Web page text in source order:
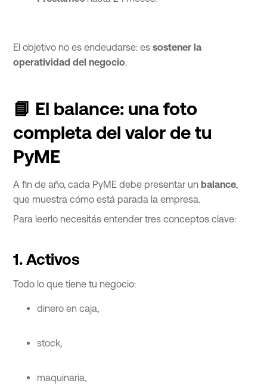
El objetivo no es endeudarse: essostener la
operatividad del negocio.
📘 El balance: una foto
completa del valor de tu
PyME
A fin de año, cada PyME debe presentar un balance,
que muestra cómo está parada la empresa.
Para leerlo necesitás entender tres conceptos clave:
1. Activos
Todo lo que tiene tu negocio:
dinero en caja,
stock,
maquinaria,